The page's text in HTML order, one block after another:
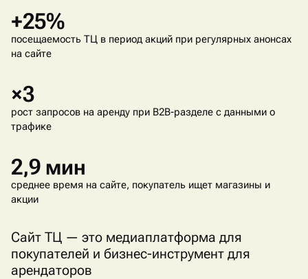
+25%
посещаемость ТЦ в период акций при регулярных анонсах
на сайте
×3
рост запросов на аренду при B2B-разделе с данными о
трафике
2,9 мин
среднее время на сайте, покупатель ищет магазины и
акции
Сайт ТЦ — это медиаплатформа для
покупателей и бизнес-инструмент для
арендаторов